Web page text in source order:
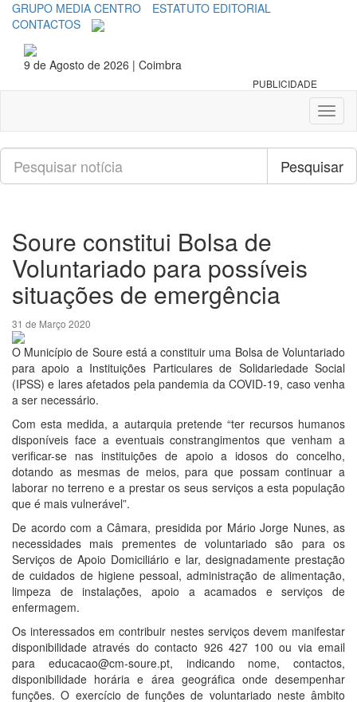
GRUPO MEDIA CENTRO
ESTATUTO EDITORIAL
CONTACTOS
9 de Agosto de 2026 | Coimbra
PUBLICIDADE
Pesquisar
Pesquisar
Soure constitui Bolsa de
Voluntariado para possíveis
situações de emergência
31 de Março 2020
O Município de Soure está a constituir uma Bolsa de Voluntariado
para apoio a Instituições Particulares de Solidariedade Social
(IPSS) e lares afetados pela pandemia da COVID-19, caso venha
a ser necessário.
Com esta medida, a autarquia pretende “ter recursos humanos
disponíveis face a eventuais constrangimentos que venham a
verificar-se nas instituições de apoio a idosos do concelho,
dotando as mesmas de meios, para que possam continuar a
laborar no terreno e a prestar os seus serviços a esta população
que é mais vulnerável”.
De acordo com a Câmara, presidida por Mário Jorge Nunes, as
necessidades mais prementes de voluntariado são para os
Serviços de Apoio Domiciliário e lar, designadamente prestação
de cuidados de higiene pessoal, administração de alimentação,
limpeza de instalações, apoio a acamados e serviços de
enfermagem.
Os interessados em contribuir nestes serviços devem manifestar
disponibilidade através do contacto 926 427 100 ou via email
para educacao@cm-soure.pt, indicando nome, contactos,
disponibilidade horária e área geográfica onde desempenhar
funções. O exercício de funções de voluntariado neste âmbito